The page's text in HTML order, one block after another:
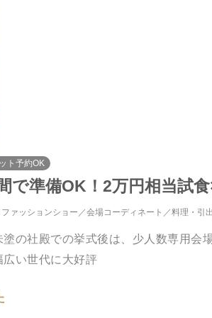
ト予約OK
で準備OK！2万円相当試
ファッションショー 会場コーディネート 料理・引
の社殿での挙式後は、少人数専用
広い世代に大好評